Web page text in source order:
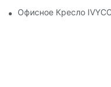
Офисное Кресло